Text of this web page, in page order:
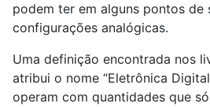
podem ter em alguns pontos de
configurações analógicas.
Uma definição encontrada nos
atribui o nome “Eletrônica
operam com quantidades que